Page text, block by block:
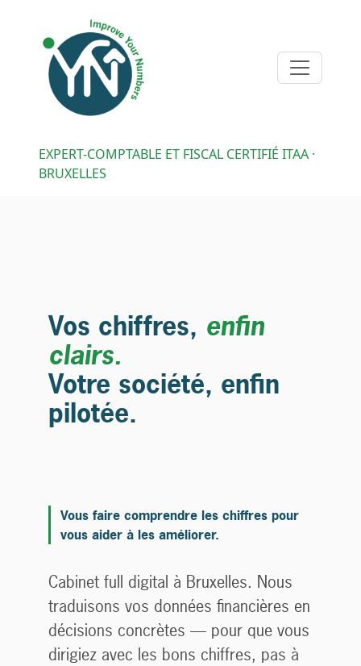
EXPERT-COMPTABLE ET FISCAL CERTIFIÉ ITAA ·
BRUXELLES
Vos chiffres, enfin
clairs.
Votre société, enfin
pilotée.
Vous faire comprendre les chiffres pour
vous aider à les améliorer.
Cabinet full digital à Bruxelles. Nous
traduisons vos données financières en
décisions concrètes — pour que vous
dirigiez avec les bons chiffres, pas à